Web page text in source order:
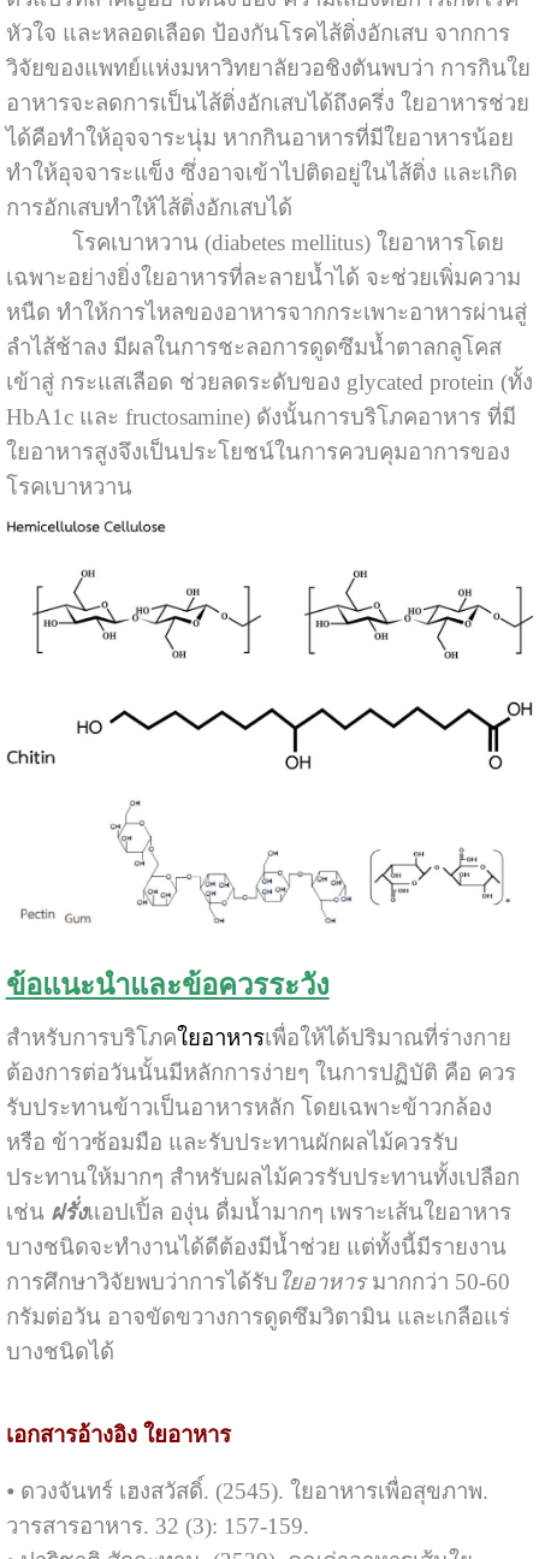
หัวใจ และหลอดเลือด ป้องกันโรคไส้ติ่งอักเสบ จากการ
วิจัยของแพทย์แห่งมหาวิทยาลัยวอชิงตันพบว่า การกินใย
อาหารจะลดการเป็นไส้ติ่งอักเสบได้ถึงครึ่ง ใยอาหารช่วย
ได้คือทำให้อุจจาระนุ่ม หากกินอาหารที่มีใยอาหารน้อย
ทำให้อุจจาระแข็ง ซึ่งอาจเข้าไปติดอยู่ในไส้ติ่ง และเกิด
การอักเสบทำให้ไส้ติ่งอักเสบได้
โรคเบาหวาน (diabetes mellitus) ใยอาหารโดย
เฉพาะอย่างยิ่งใยอาหารที่ละลายน้ำได้ จะช่วยเพิ่มความ
หนืด ทำให้การไหลของอาหารจากกระเพาะอาหารผ่านสู่
ลำไส้ช้าลง มีผลในการชะลอการดูดซึมน้ำตาลกลูโคส
เข้าสู่ กระแสเลือด ช่วยลดระดับของ glycated protein (ทั้ง
HbA1c และ fructosamine) ดังนั้นการบริโภคอาหาร ที่มี
ใยอาหารสูงจึงเป็นประโยชน์ในการควบคุมอาการของ
โรคเบาหวาน
ข้อแนะนำและข้อควรระวัง
สำหรับการบริโภคใยอาหารเพื่อให้ได้ปริมาณที่ร่างกาย
ต้องการต่อวันนั้นมีหลักการง่ายๆ ในการปฏิบัติ คือ ควร
รับประทานข้าวเป็นอาหารหลัก โดยเฉพาะข้าวกล้อง
หรือ ข้าวซ้อมมือ และรับประทานผักผลไม้ควรรับ
ประทานให้มากๆ สำหรับผลไม้ควรรับประทานทั้งเปลือก
เช่น ฝรั่งแอปเปิ้ล องุ่น ดื่มน้ำมากๆ เพราะเส้นใยอาหาร
บางชนิดจะทำงานได้ดีต้องมีน้ำช่วย แต่ทั้งนี้มีรายงาน
การศึกษาวิจัยพบว่าการได้รับ ใยอาหารมากกว่า 50-60
กรัมต่อวัน อาจขัดขวางการดูดซึมวิตามิน และเกลือแร่
บางชนิดได้
เอกสารอ้างอิง ใยอาหาร
⦁ ดวงจันทร์ เฮงสวัสดิ์. (2545). ใยอาหารเพื่อสุขภาพ.
วารสารอาหาร. 32 (3): 157-159.